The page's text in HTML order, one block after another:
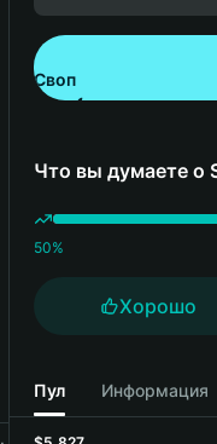
Своп
Что вы думаете о
50%
Хорошо
Пул Информация